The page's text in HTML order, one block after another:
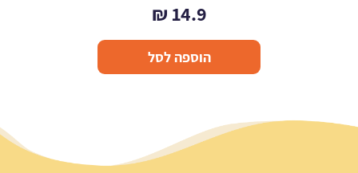
14.9
₪
הוספה לסל